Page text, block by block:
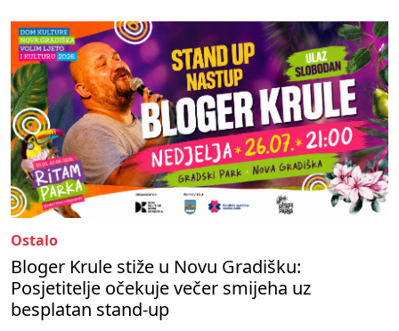
Ostalo
Bloger Krule stiže u Novu Gradišku:
Posjetitelje očekuje večer smijeha uz
besplatan stand-up